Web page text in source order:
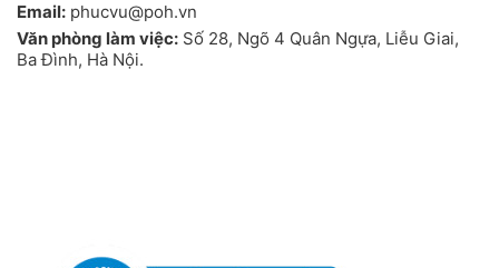
Email: phucvu@poh.vn
Văn phòng làm việc: Số 28, Ngõ 4 Quân Ngựa, Liễu Giai,
Ba Đình, Hà Nội.